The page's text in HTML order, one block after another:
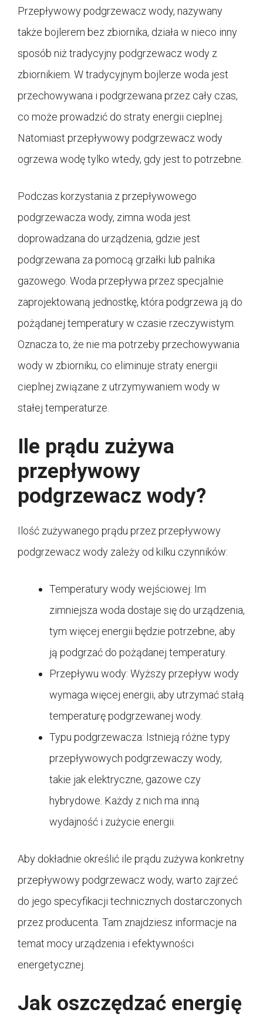
Przepływowy podgrzewacz wody, nazywany
także bojlerem bez zbiornika, działa w nieco inny
sposób niż tradycyjny podgrzewacz wody z
zbiornikiem. W tradycyjnym bojlerze woda jest
przechowywana i podgrzewana przez cały czas,
co może prowadzić do straty energii cieplnej.
Natomiast przepływowy podgrzewacz wody
ogrzewa wodę tylko wtedy, gdy jest to potrzebne.
Podczas korzystania z przepływowego
podgrzewacza wody, zimna woda jest
doprowadzana do urządzenia, gdzie jest
podgrzewana za pomocą grzałki lub palnika
gazowego. Woda przepływa przez specjalnie
zaprojektowaną jednostkę, która podgrzewa ją do
pożądanej temperatury w czasie rzeczywistym.
Oznacza to, że nie ma potrzeby przechowywania
wody w zbiorniku, co eliminuje straty energii
cieplnej związane z utrzymywaniem wody w
stałej temperaturze.
Ile prądu zużywa
przepływowy
podgrzewacz wody?
Ilość zużywanego prądu przez przepływowy
podgrzewacz wody zależy od kilku czynników:
Temperatury wody wejściowej: Im
zimniejsza woda dostaje się do urządzenia,
tym więcej energii będzie potrzebne, aby
ją podgrzać do pożądanej temperatury.
Przepływu wody: Wyższy przepływ wody
wymaga więcej energii, aby utrzymać stałą
temperaturę podgrzewanej wody.
Typu podgrzewacza: Istnieją różne typy
przepływowych podgrzewaczy wody,
takie jak elektryczne, gazowe czy
hybrydowe. Każdy z nich ma inną
wydajność i zużycie energii.
Aby dokładnie określić ile prądu zużywa konkretny
przepływowy podgrzewacz wody, warto zajrzeć
do jego specyfikacji technicznych dostarczonych
przez producenta. Tam znajdziesz informacje na
temat mocy urządzenia i efektywności
energetycznej.
Jak oszczędzać energię